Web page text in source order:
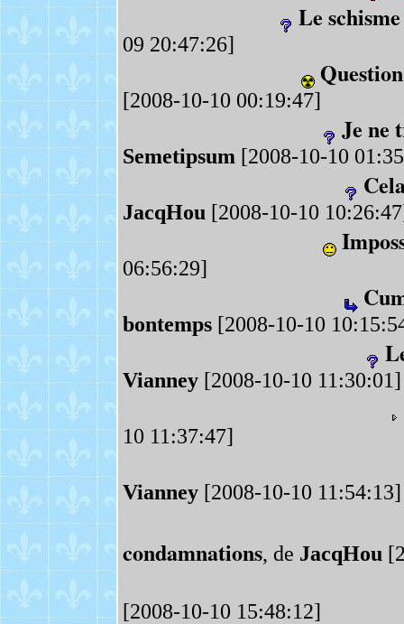
Le
09 20:47:26]
[2008-10-10 00:19:47]
Je ne
Semetipsum [2008-10-10
JacqHou [2008-10-10
06:56:29]
bontemps[2008-10-10
Vianney[2008-10-10 11:30:01]
10 11:37:47]
Vianney[2008-10-10 11:54:13]
condamnations, de JacqHou
[2008-10-10 15:48:12]